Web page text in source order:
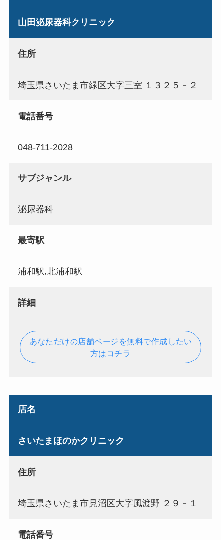
山田泌尿器科クリニック
住所
埼玉県さいたま市緑区大字三室 １３２５－２
電話番号
048-711-2028
サブジャンル
泌尿器科
最寄駅
浦和駅,北浦和駅
詳細
あなただけの店舗ページを無料で作成したい
方はコチラ
店名
さいたまほのかクリニック
住所
埼玉県さいたま市見沼区大字風渡野 ２９－１
電話番号